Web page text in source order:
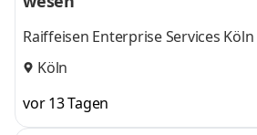
Raiffeisen Enterprise Services
Köln
vor 13 Tagen